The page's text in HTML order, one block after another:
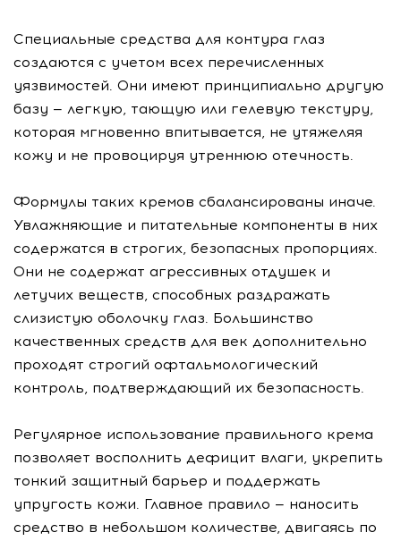
Специальные средства для контура глаз
создаются с учетом всех перечисленных
уязвимостей. Они имеют принципиально другую
базу — легкую, тающую или гелевую текстуру,
которая мгновенно впитывается, не утяжеляя
кожу и не провоцируя утреннюю отечность.
Формулы таких кремов сбалансированы иначе.
Увлажняющие и питательные компоненты в них
содержатся в строгих, безопасных пропорциях.
Они не содержат агрессивных отдушек и
летучих веществ, способных раздражать
слизистую оболочку глаз. Большинство
качественных средств для век дополнительно
проходят строгий офтальмологический
контроль, подтверждающий их безопасность.
Регулярное использование правильного крема
позволяет восполнить дефицит влаги, укрепить
тонкий защитный барьер и поддержать
упругость кожи. Главное правило — наносить
средство в небольшом количестве, двигаясь по